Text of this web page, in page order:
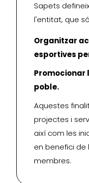
Sapets
l'entitat, que
Organitzar
esportives
Promocionar
poble.
Aquestes
projectes i
així com les
en benefici de
membres.